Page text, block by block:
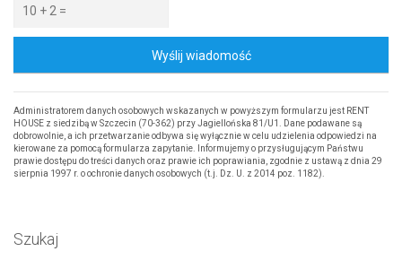
Wyślij wiadomość
Administratorem danych osobowych wskazanych w powyższym formularzu jest RENT
HOUSE z siedzibą w Szczecin (70-362) przy Jagiellońska 81/U1. Dane podawane są
dobrowolnie, a ich przetwarzanie odbywa się wyłącznie w celu udzielenia odpowiedzi na
kierowane za pomocą formularza zapytanie. Informujemy o przysługującym Państwu
prawie dostępu do treści danych oraz prawie ich poprawiania, zgodnie z ustawą z dnia 29
sierpnia 1997 r. o ochronie danych osobowych (t.j. Dz. U. z 2014 poz. 1182).
Szukaj